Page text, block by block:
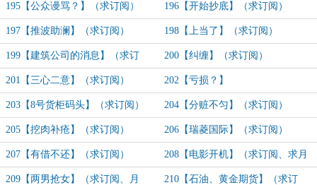
195【公众谩骂？】（求订阅） 196【开始抄底】（求订阅）
197【推波助澜】（求订阅） 198【上当了】（求订阅）
199【建筑公司的消息】（求订
阅）
200【纠缠】（求订阅）
201【三心二意】（求订阅） 202【亏损？】
203【8号货柜码头】（求订阅） 204【分赃不匀】（求订阅）
205【挖肉补疮】（求订阅） 206【瑞菱国际】（求订阅）
207【有借不还】（求订阅） 208【电影开机】（求订阅、求月
票）
209【两男抢女】（求订阅、月 210【石油、黄金期货】（求订